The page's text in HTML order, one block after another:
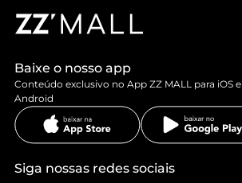
Baixe o nosso app
Conteúdo exclusivo no App ZZ MALL para iOS e
Android
Siga nossas redes sociais